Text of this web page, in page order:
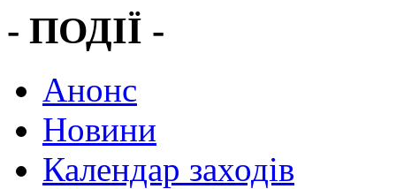
- ПОДІЇ -
Анонс
Новини
Календар заходів